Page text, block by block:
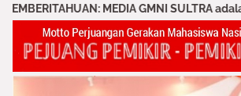
MEDIA GMNI SULTRA adalah Portal